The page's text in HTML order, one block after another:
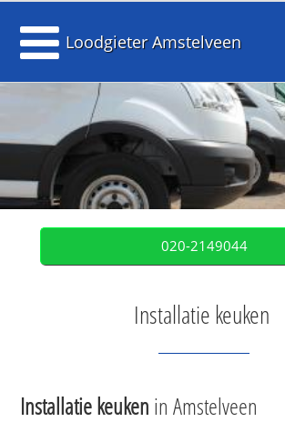
Loodgieter Amstelveen
020-2149044
Installatie keuken
Installatie keuken in Amstelveen